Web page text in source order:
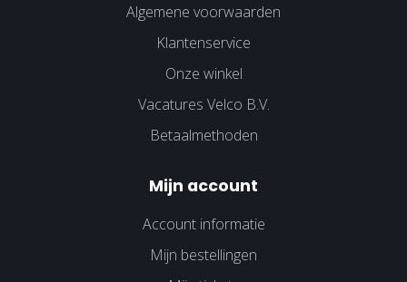
Algemene voorwaarden
Klantenservice
Onze winkel
Vacatures Velco B.V.
Betaalmethoden
Mijn account
Account informatie
Mijn bestellingen